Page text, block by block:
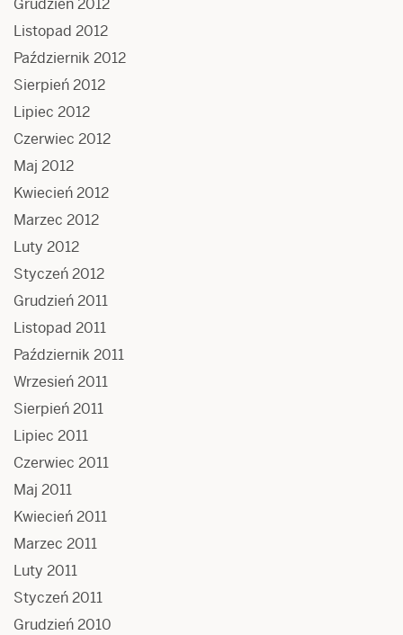
Grudzień 2012
Listopad 2012
Październik 2012
Sierpień 2012
Lipiec 2012
Czerwiec 2012
Maj 2012
Kwiecień 2012
Marzec 2012
Luty 2012
Styczeń 2012
Grudzień 2011
Listopad 2011
Październik 2011
Wrzesień 2011
Sierpień 2011
Lipiec 2011
Czerwiec 2011
Maj 2011
Kwiecień 2011
Marzec 2011
Luty 2011
Styczeń 2011
Grudzień 2010